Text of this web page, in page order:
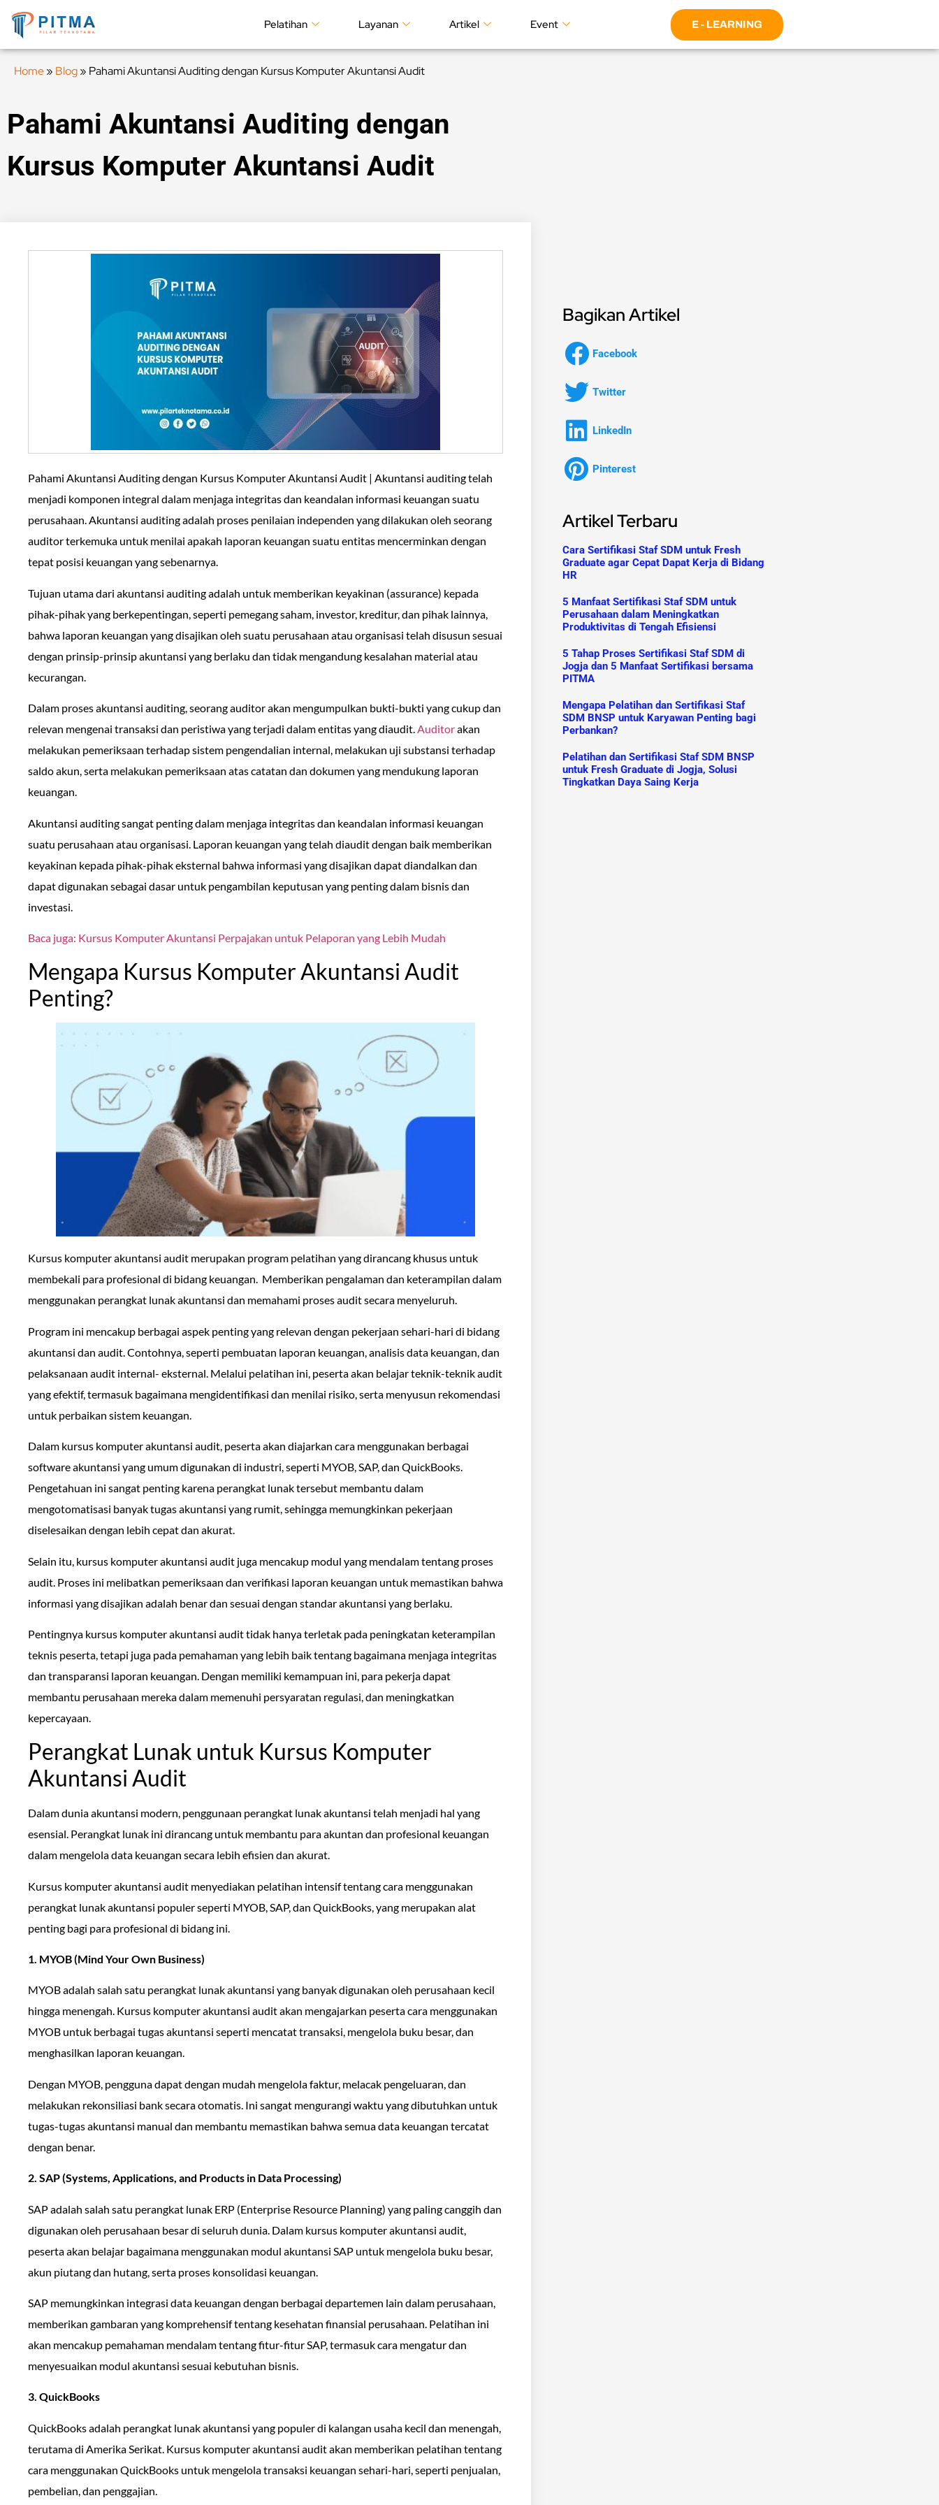
Pelatihan Layanan Artikel Event E - LEARNING
Home» Blog» Pahami Akuntansi Auditing dengan Kursus Komputer Akuntansi Audit
Pahami Akuntansi Auditing dengan
Kursus Komputer Akuntansi Audit
Pahami Akuntansi Auditing dengan Kursus Komputer Akuntansi Audit | Akuntansi auditing telah
menjadi komponen integral dalam menjaga integritas dan keandalan informasi keuangan suatu
perusahaan. Akuntansi auditing adalah proses penilaian independen yang dilakukan oleh seorang
auditor terkemuka untuk menilai apakah laporan keuangan suatu entitas mencerminkan dengan
tepat posisi keuangan yang sebenarnya.
Tujuan utama dari akuntansi auditing adalah untuk memberikan keyakinan (assurance) kepada
pihak-pihak yang berkepentingan, seperti pemegang saham, investor, kreditur, dan pihak lainnya,
bahwa laporan keuangan yang disajikan oleh suatu perusahaan atau organisasi telah disusun sesuai
dengan prinsip-prinsip akuntansi yang berlaku dan tidak mengandung kesalahan material atau
kecurangan.
Dalam proses akuntansi auditing, seorang auditor akan mengumpulkan bukti-bukti yang cukup dan
relevan mengenai transaksi dan peristiwa yang terjadi dalam entitas yang diaudit.Auditorakan
melakukan pemeriksaan terhadap sistem pengendalian internal, melakukan uji substansi terhadap
saldo akun, serta melakukan pemeriksaan atas catatan dan dokumen yang mendukung laporan
keuangan.
Akuntansi auditing sangat penting dalam menjaga integritas dan keandalan informasi keuangan
suatu perusahaan atau organisasi. Laporan keuangan yang telah diaudit dengan baik memberikan
keyakinan kepada pihak-pihak eksternal bahwa informasi yang disajikan dapat diandalkan dan
dapat digunakan sebagai dasar untuk pengambilan keputusan yang penting dalam bisnis dan
investasi.
Baca juga: Kursus Komputer Akuntansi Perpajakan untuk Pelaporan yang Lebih Mudah
Mengapa Kursus Komputer Akuntansi Audit
Penting?
Kursus komputer akuntansi audit merupakan program pelatihan yang dirancang khusus untuk
membekali para profesional di bidang keuangan. Memberikan pengalaman dan keterampilan dalam
menggunakan perangkat lunak akuntansi dan memahami proses audit secara menyeluruh.
Program ini mencakup berbagai aspek penting yang relevan dengan pekerjaan sehari-hari di bidang
akuntansi dan audit. Contohnya, seperti pembuatan laporan keuangan, analisis data keuangan, dan
pelaksanaan audit internal- eksternal. Melalui pelatihan ini, peserta akan belajar teknik-teknik audit
yang efektif, termasuk bagaimana mengidentifikasi dan menilai risiko, serta menyusun rekomendasi
untuk perbaikan sistem keuangan.
Dalam kursus komputer akuntansi audit, peserta akan diajarkan cara menggunakan berbagai
software akuntansi yang umum digunakan di industri, seperti MYOB, SAP, dan QuickBooks.
Pengetahuan ini sangat penting karena perangkat lunak tersebut membantu dalam
mengotomatisasi banyak tugas akuntansi yang rumit, sehingga memungkinkan pekerjaan
diselesaikan dengan lebih cepat dan akurat.
Selain itu, kursus komputer akuntansi audit juga mencakup modul yang mendalam tentang proses
audit. Proses ini melibatkan pemeriksaan dan verifikasi laporan keuangan untuk memastikan bahwa
informasi yang disajikan adalah benar dan sesuai dengan standar akuntansi yang berlaku.
Pentingnya kursus komputer akuntansi audit tidak hanya terletak pada peningkatan keterampilan
teknis peserta, tetapi juga pada pemahaman yang lebih baik tentang bagaimana menjaga integritas
dan transparansi laporan keuangan. Dengan memiliki kemampuan ini, para pekerja dapat
membantu perusahaan mereka dalam memenuhi persyaratan regulasi, dan meningkatkan
kepercayaan.
Perangkat Lunak untuk Kursus Komputer
Akuntansi Audit
Dalam dunia akuntansi modern, penggunaan perangkat lunak akuntansi telah menjadi hal yang
esensial. Perangkat lunak ini dirancang untuk membantu para akuntan dan profesional keuangan
dalam mengelola data keuangan secara lebih efisien dan akurat.
Kursus komputer akuntansi audit menyediakan pelatihan intensif tentang cara menggunakan
perangkat lunak akuntansi populer seperti MYOB, SAP, dan QuickBooks, yang merupakan alat
penting bagi para profesional di bidang ini.
1. MYOB (Mind Your Own Business)
MYOB adalah salah satu perangkat lunak akuntansi yang banyak digunakan oleh perusahaan kecil
hingga menengah. Kursus komputer akuntansi audit akan mengajarkan peserta cara menggunakan
MYOB untuk berbagai tugas akuntansi seperti mencatat transaksi, mengelola buku besar, dan
menghasilkan laporan keuangan.
Dengan MYOB, pengguna dapat dengan mudah mengelola faktur, melacak pengeluaran, dan
melakukan rekonsiliasi bank secara otomatis. Ini sangat mengurangi waktu yang dibutuhkan untuk
tugas-tugas akuntansi manual dan membantu memastikan bahwa semua data keuangan tercatat
dengan benar.
2. SAP (Systems, Applications, and Products in Data Processing)
SAP adalah salah satu perangkat lunak ERP (Enterprise Resource Planning) yang paling canggih dan
digunakan oleh perusahaan besar di seluruh dunia. Dalam kursus komputer akuntansi audit,
peserta akan belajar bagaimana menggunakan modul akuntansi SAP untuk mengelola buku besar,
akun piutang dan hutang, serta proses konsolidasi keuangan.
SAP memungkinkan integrasi data keuangan dengan berbagai departemen lain dalam perusahaan,
memberikan gambaran yang komprehensif tentang kesehatan finansial perusahaan. Pelatihan ini
akan mencakup pemahaman mendalam tentang fitur-fitur SAP, termasuk cara mengatur dan
menyesuaikan modul akuntansi sesuai kebutuhan bisnis.
3. QuickBooks
QuickBooks adalah perangkat lunak akuntansi yang populer di kalangan usaha kecil dan menengah,
terutama di Amerika Serikat. Kursus komputer akuntansi audit akan memberikan pelatihan tentang
cara menggunakan QuickBooks untuk mengelola transaksi keuangan sehari-hari, seperti penjualan,
pembelian, dan penggajian.
Bagikan Artikel
Facebook
Twitter
LinkedIn
Pinterest
Artikel Terbaru
Cara Sertifikasi Staf SDM untuk Fresh
Graduate agar Cepat Dapat Kerja di Bidang
HR
5 Manfaat Sertifikasi Staf SDM untuk
Perusahaan dalam Meningkatkan
Produktivitas di Tengah Efisiensi
5 Tahap Proses Sertifikasi Staf SDM di
Jogja dan 5 Manfaat Sertifikasi bersama
PITMA
Mengapa Pelatihan dan Sertifikasi Staf
SDM BNSP untuk Karyawan Penting bagi
Perbankan?
Pelatihan dan Sertifikasi Staf SDM BNSP
untuk Fresh Graduate di Jogja, Solusi
Tingkatkan Daya Saing Kerja